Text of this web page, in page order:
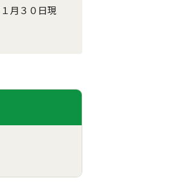
月３０日現